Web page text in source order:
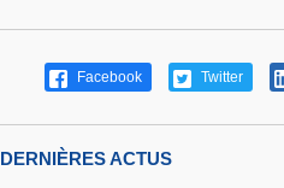
Facebook Twitter
DERNIÈRES ACTUS